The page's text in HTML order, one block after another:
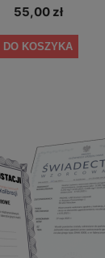
55,00 zł
DO KOSZYKA